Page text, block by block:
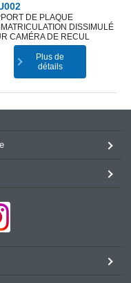
DE PLAQUE
DISSIMULÉ
CAMÉRA DE RECUL
Plus de
détails